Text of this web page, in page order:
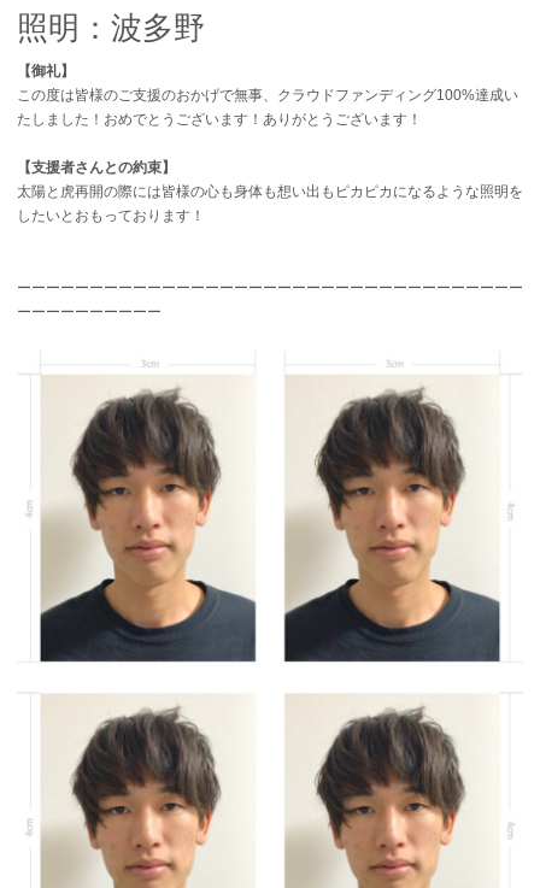
照明：波多野
【御礼】
この度は皆様のご支援のおかげで無事、クラウドファンディング100%達成い
たしました！おめでとうございます！ありがとうございます！
【支援者さんとの約束】
太陽と虎再開の際には皆様の心も身体も想い出もピカピカになるような照明を
したいとおもっております！
ーーーーーーーーーーーーーーーーーーーーーーーーーーーーーーーーーーー
ーーーーーーーーーー